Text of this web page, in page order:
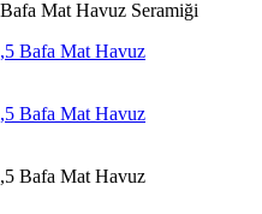
Mat Havuz Seramiği